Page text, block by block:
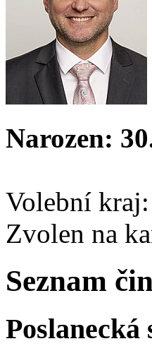
Narozen:
Volební
Zvolen na
Seznam
Poslanecká